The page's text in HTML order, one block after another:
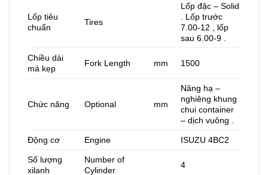
Lốp tiêu
chuẩn
Tires
Lốp đặc – Solid
. Lốp trước
7.00-12 , lốp
sau 6.00-9 .
Chiều dài
má kẹp
Fork Length mm 1500
Chức năng Optional mm
Nâng hạ –
nghiêng khung
chui container
– dịch vuông .
Động cơ Engine ISUZU 4BC2
Số lượng
xilanh
Number of
Cylinder
4